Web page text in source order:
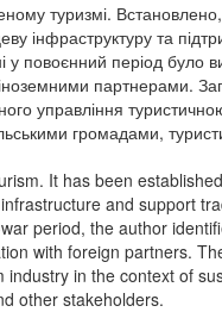
туризмі.
інфраструктуру та
у повоєнний період було
партнерами.
управління
громадами,
It has been
and support
period, the author
with foreign partners.
in the context of
other stakeholders.